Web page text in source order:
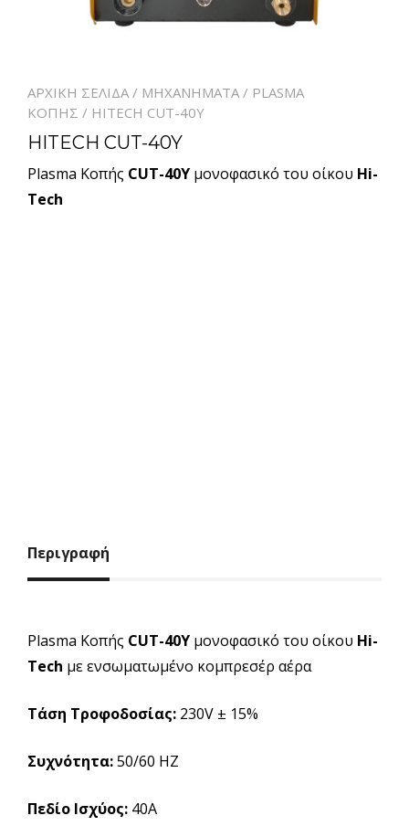
ΑΡΧΙΚΉ ΣΕΛΊΔΑ/ ΜΗΧΑΝΉΜΑΤΑ/ PLASMA
ΚΟΠΗΣ / HITECH CUT-40Y
HITECH CUT-40Y
Plasma Κοπής CUT-40Y μονοφασικό του οίκου Hi-
Tech
Περιγραφή
Plasma Κοπής CUT-40Y μονοφασικό του οίκου Hi-
Tech με ενσωματωμένο κομπρεσέρ αέρα
Τάση Τροφοδοσίας: 230V ± 15%
Συχνότητα:50/60 ΗΖ
Πεδίο Ισχύος: 40Α